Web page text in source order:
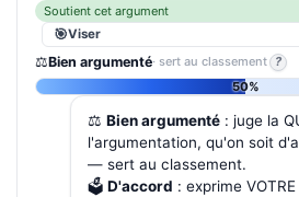
Soutient cet argument
Viser
⚖️Bien argumenté· sert au classement ?
50%
⚖️ Bien argumenté : juge la
l'argumentation, qu'on soit
— sert au classement.
🗳️ D'accord : exprime